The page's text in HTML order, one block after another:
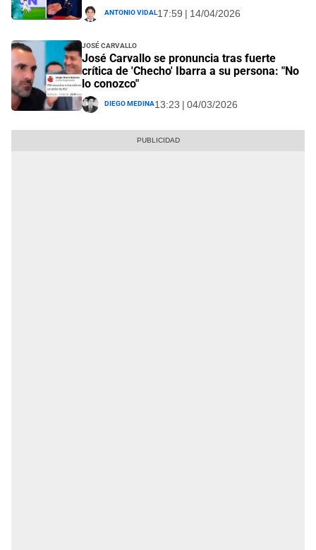
Antonio Vidal17:59 | 14/04/2026
José Carvallo
José Carvallo se pronuncia tras fuerte
crítica de 'Checho' Ibarra a su persona: "No
lo conozco"
Diego Medina13:23 | 04/03/2026